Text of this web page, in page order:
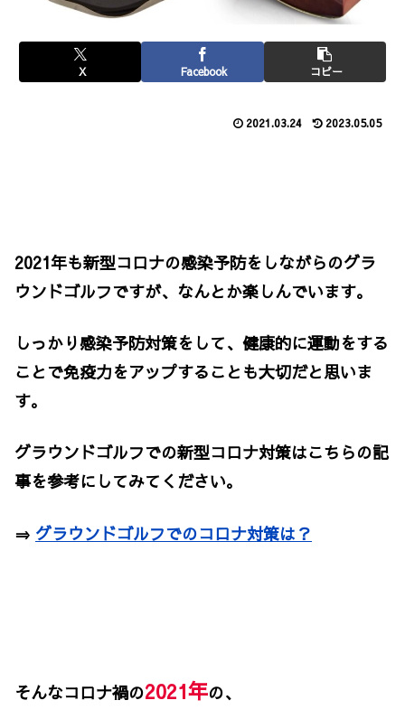
X Facebook コピー
2021.03.24 2023.05.05
2021年も新型コロナの感染予防をしながらのグラ
ウンドゴルフですが、なんとか楽しんでいます。
しっかり感染予防対策をして、健康的に運動をする
ことで免疫力をアップすることも大切だと思いま
す。
グラウンドゴルフでの新型コロナ対策はこちらの記
事を参考にしてみてください。
⇒ グラウンドゴルフでのコロナ対策は？
そんなコロナ禍の2021年の、